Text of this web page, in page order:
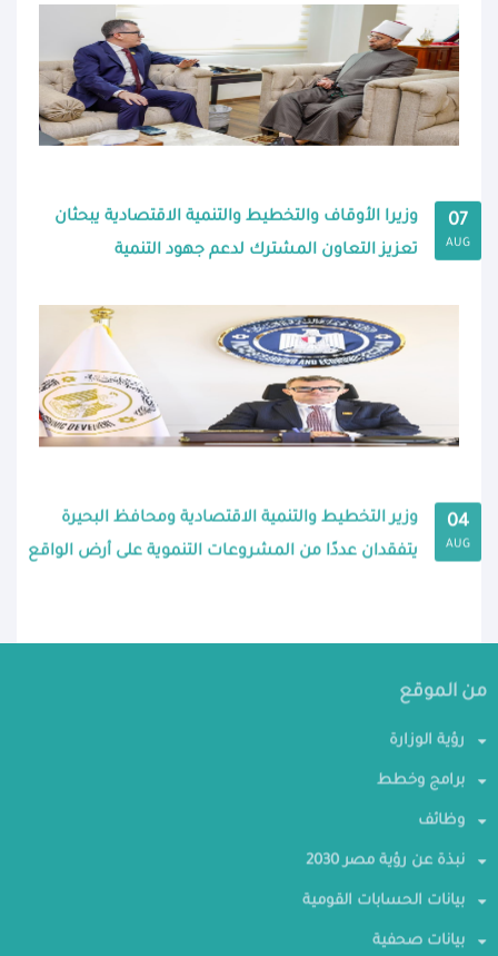
07
AUG
وزيرا الأوقاف والتخطيط والتنمية الاقتصادية يبحثان
تعزيز التعاون المشترك لدعم جهود التنمية
04
AUG
وزير التخطيط والتنمية الاقتصادية ومحافظ البحيرة
يتفقدان عددًا من المشروعات التنموية على أرض الواقع
من الموقع
رؤية الوزارة
برامج وخطط
وظائف
نبذة عن رؤية مصر 2030
بيانات الحسابات القومية
بيانات صحفية